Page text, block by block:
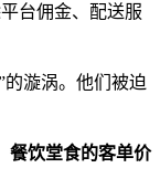
台佣金、配送服
漩涡。他们被迫
餐饮堂食的客单价